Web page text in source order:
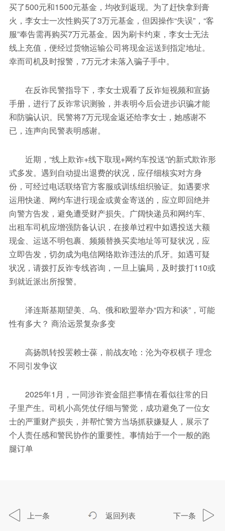
买了500元和1500元基金，均收到返现。为了赶快拿到膏
火，李女士一次性购买了3万元基金，但因操作“失误”，“客
服”奉告需再购买7万元基金。因为刷卡约束，李女士无法
线上充值，便经过货物运输公司将现金运送到指定地址。
幸而司机及时报警，7万元才未落入骗子手中。
在反诈民警指导下，李女士观看了反诈短视频和宣扬
手册，进行了反诈常识测验，并表明今后会进步识骗才能
和防骗认识。民警将7万元现金返还给李女士，她感谢不
已，连声向民警表明感谢。
近期，“线上欺诈+线下取现+网约车投送”的新式欺诈形
式多发。遇到自动提出退费的状况，应仔细核实对方身
份，可经过电话联络官方客服或训练组织验证。如遇要求
运用快递、网约车进行现金或黄金寄送的，应立即回绝并
向警方告发，避免遭受财产损失。广阔快递员和网约车、
出租车司机应增强防备认识，在接单过程中如遇投送大额
现金、运送不明包裹、频频替换买卖地址等可疑状况，应
立即告发，切勿成为电信网络欺诈违法的爪牙。如遇可疑
状况，请拨打反诈专线咨询，一旦上骗局，及时拨打110或
到就近派出所报警。
泽连斯基期望美、乌、俄和欧盟举办“四方和谈”，可能
性有多大？ 商洽远景复杂多变
高扬凯转投罢赖士葆，前战友呛：沦为夺权棋子 理念
不同引发争议
2025年1月，一同涉诈资金阻拦事情在看似往常的日
子里产生。司机小高凭仗仔细与警觉，成功避免了一位女
士的严重财产损失，并帮忙警方当场抓获嫌疑人，展示了
个人责任感和警民协作的重要性。事情始于一个一般的跑
腿订单
上一条 返回列表 下一条